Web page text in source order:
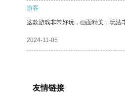
游客
这款游戏非常好玩，画面精美，玩法
2024-11-05
友情链接